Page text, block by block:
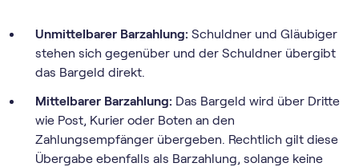
Unmittelbarer Barzahlung: Schuldner und Gläubiger
stehen sich gegenüber und der Schuldner übergibt
das Bargeld direkt.
Mittelbarer Barzahlung: Das Bargeld wird über Dritte
wie Post, Kurier oder Boten an den
Zahlungsempfänger übergeben. Rechtlich gilt diese
Übergabe ebenfalls als Barzahlung, solange keine